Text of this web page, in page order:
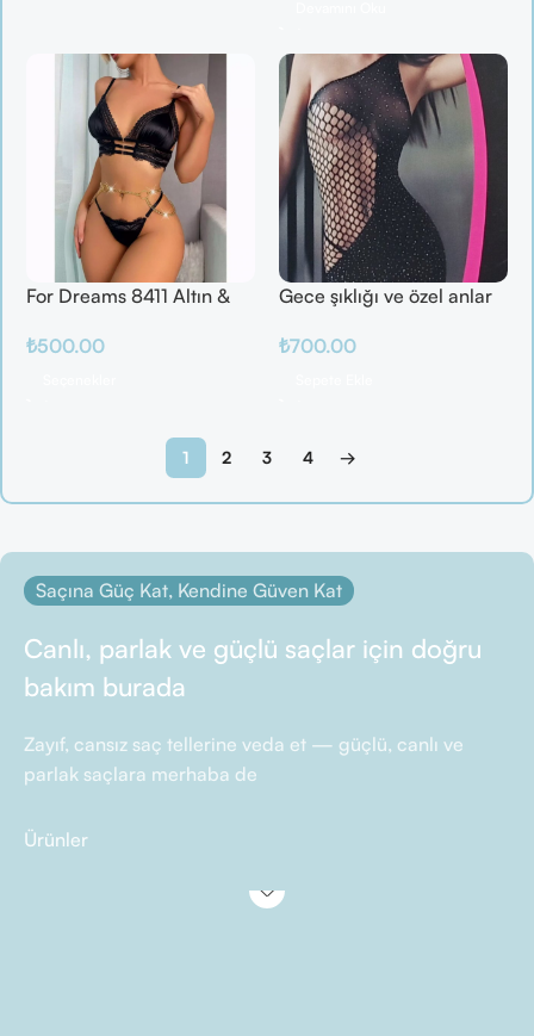
For Dreams 8411 Altın &
Takımı
₺500.00
Gece şıklığı ve özel anlar
₺700.00
1 2 3 4 →
Saçına Güç Kat, Kendine Güven Kat
Canlı, parlak ve güçlü saçlar için doğru
bakım burada
Zayıf, cansız saç tellerine veda et — güçlü, canlı ve
parlak saçlara merhaba de
Ürünler